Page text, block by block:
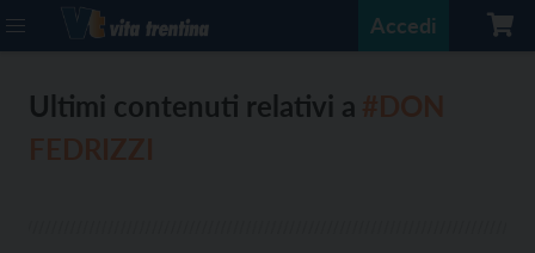
Accedi
Ultimi contenuti relativi a